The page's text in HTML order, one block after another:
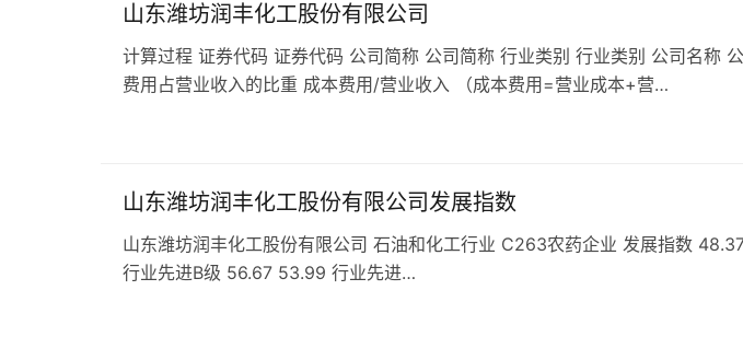
山东潍坊润丰化工股份有限公司
计算过程 证券代码 证券代码 公司简称 公司简称 行业类别 行业类别 公司名称
费用占营业收入的比重 成本费用/营业收入 （成本费用=营业成本+营…
山东潍坊润丰化工股份有限公司发展指数
山东潍坊润丰化工股份有限公司 石油和化工行业 C263农药企业 发展指数
行业先进B级 56.67 53.99 行业先进…